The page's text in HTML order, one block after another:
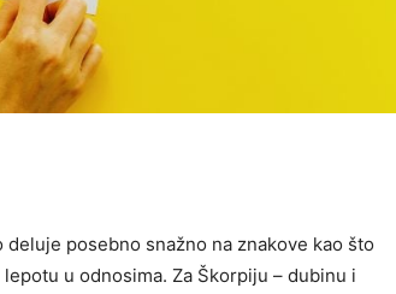
posebno snažno na znakove kao što
u odnosima. Za Škorpiju – dubinu i